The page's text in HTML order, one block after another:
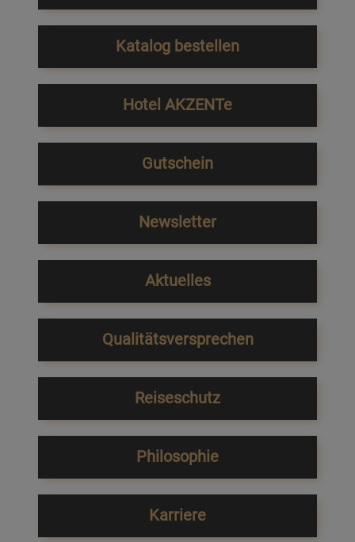
Katalog bestellen
Hotel AKZENTe
Gutschein
Newsletter
Aktuelles
Qualitätsversprechen
Reiseschutz
Philosophie
Karriere